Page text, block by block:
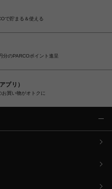
で貯まる＆使える
分のPARCOポイント進呈
プリ）
お買い物がオトクに